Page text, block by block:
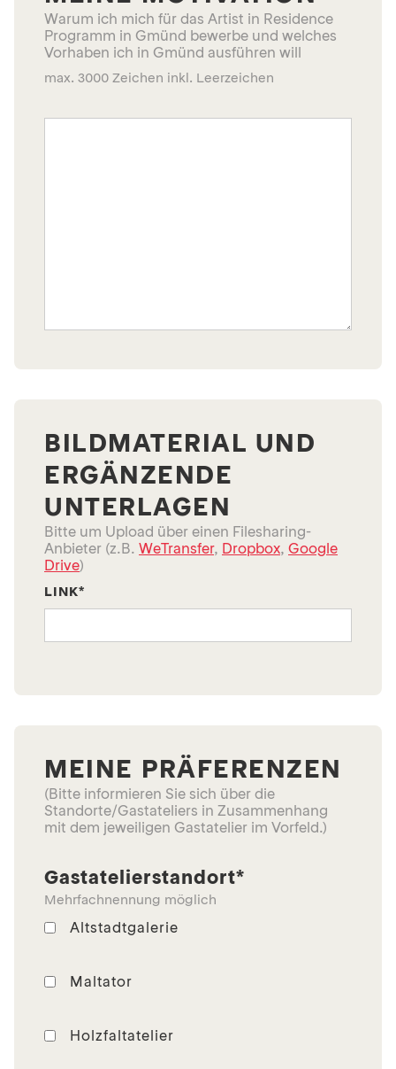
Warum ich mich für das Artist in Residence
Programm in Gmünd bewerbe und welches
Vorhaben ich in Gmünd ausführen will
max. 3000 Zeichen inkl. Leerzeichen
BILDMATERIAL UND
ERGÄNZENDE
UNTERLAGEN
Bitte um Upload über einen Filesharing-
Anbieter (z.B. WeTransfer, Dropbox, Google
Drive)
LINK*
MEINE PRÄFERENZEN
(Bitte informieren Sie sich über die
Standorte/Gastateliers in Zusammenhang
mit dem jeweiligen Gastatelier im Vorfeld.)
Gastatelierstandort*
Mehrfachnennung möglich
Altstadtgalerie
Maltator
Holzfaltatelier